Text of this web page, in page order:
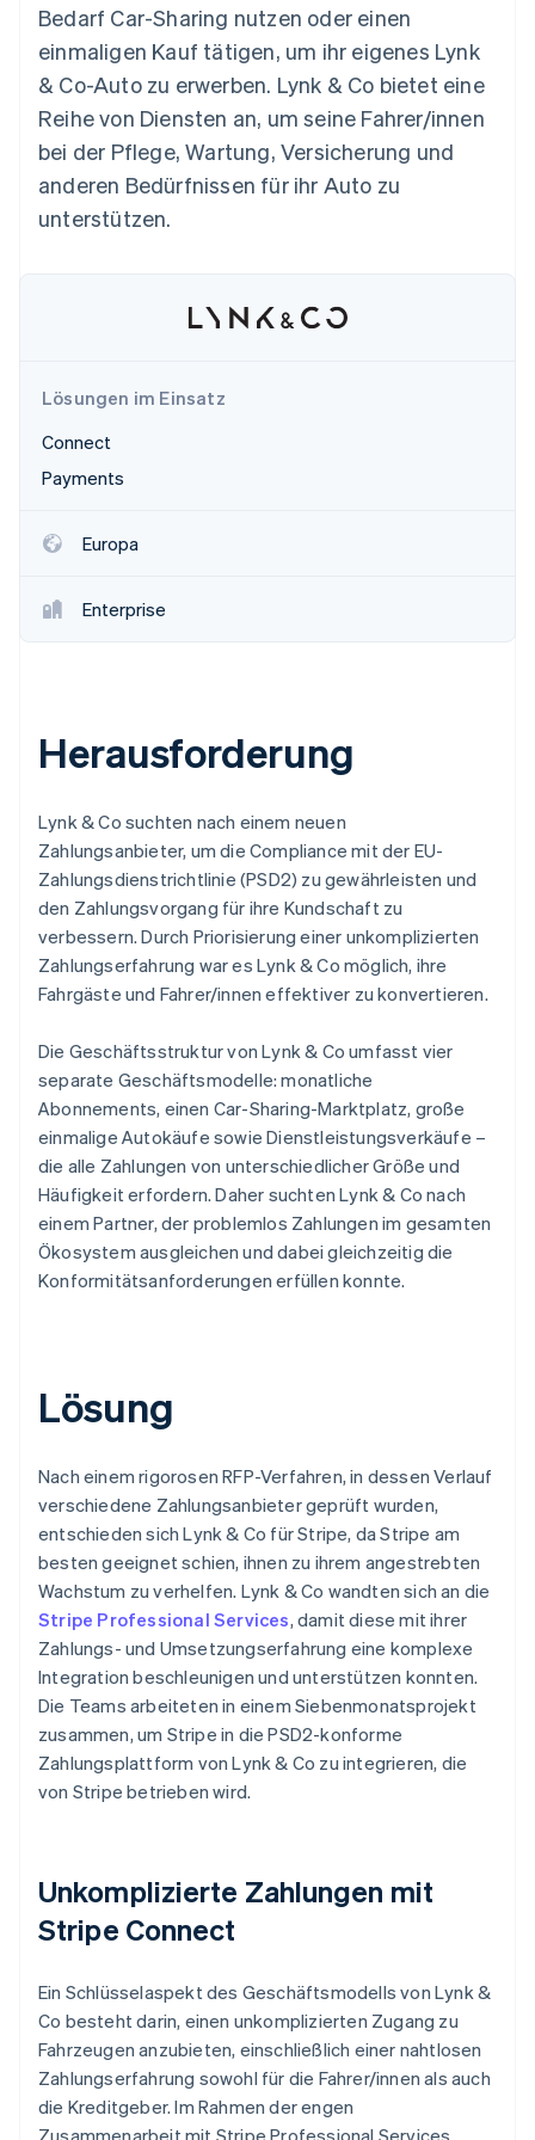
Betrugsprävention
Atlas
Start-up-Gründung
CO₂-Entnahme
Erfahren Sie, wie Stripe Lösungen für die
Jetzt ansehen
Ecosystem
Partner
Stripe App-Marktplatz
Bedarf Car-Sharing nutzen oder einen
einmaligen Kauf tätigen, um ihr eigenes Lynk
& Co-Auto zu erwerben. Lynk & Co bietet eine
Reihe von Diensten an, um seine Fahrer/innen
bei der Pflege, Wartung, Versicherung und
anderen Bedürfnissen für ihr Auto zu
unterstützen.
Lösungen im Einsatz
Connect
Payments
Europa
Enterprise
Herausforderung
Lynk & Co suchten nach einem neuen
Zahlungsanbieter, um die Compliance mit der EU-
Zahlungsdienstrichtlinie (PSD2) zu gewährleisten und
den Zahlungsvorgang für ihre Kundschaft zu
verbessern. Durch Priorisierung einer unkomplizierten
Zahlungserfahrung war es Lynk & Co möglich, ihre
Fahrgäste und Fahrer/innen effektiver zu konvertieren.
Die Geschäftsstruktur von Lynk & Co umfasst vier
separate Geschäftsmodelle: monatliche
Abonnements, einen Car-Sharing-Marktplatz, große
einmalige Autokäufe sowie Dienstleistungsverkäufe –
die alle Zahlungen von unterschiedlicher Größe und
Häufigkeit erfordern. Daher suchten Lynk & Co nach
einem Partner, der problemlos Zahlungen im gesamten
Ökosystem ausgleichen und dabei gleichzeitig die
Konformitätsanforderungen erfüllen konnte.
Lösung
Nach einem rigorosen RFP-Verfahren, in dessen Verlauf
verschiedene Zahlungsanbieter geprüft wurden,
entschieden sich Lynk & Co für Stripe, da Stripe am
besten geeignet schien, ihnen zu ihrem angestrebten
Wachstum zu verhelfen. Lynk & Co wandten sich an die
Stripe Professional Services, damit diese mit ihrer
Zahlungs- und Umsetzungserfahrung eine komplexe
Integration beschleunigen und unterstützen konnten.
Die Teams arbeiteten in einem Siebenmonatsprojekt
zusammen, um Stripe in die PSD2-konforme
Zahlungsplattform von Lynk & Co zu integrieren, die
von Stripe betrieben wird.
Unkomplizierte Zahlungen mit
Stripe Connect
Ein Schlüsselaspekt des Geschäftsmodells von Lynk &
Co besteht darin, einen unkomplizierten Zugang zu
Fahrzeugen anzubieten, einschließlich einer nahtlosen
Zahlungserfahrung sowohl für die Fahrer/innen als auch
die Kreditgeber. Im Rahmen der engen
Zusammenarbeit mit Stripe Professional Services